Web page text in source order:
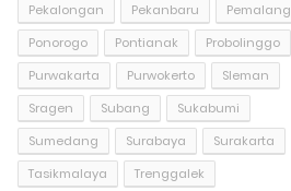
Pekalongan
Pekanbaru
Pemalang
Ponorogo
Pontianak
Probolinggo
Purwakarta
Purwokerto
Sleman
Sragen
Subang
Sukabumi
Sumedang
Surabaya
Surakarta
Tasikmalaya
Trenggalek